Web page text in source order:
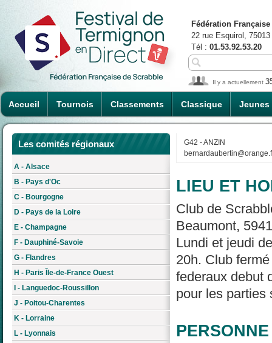
Accueil Tournois Classements Classique Jeunes
Fédération
22 rue Esquirol,
Tél : 01.53.92.53.20
Il y a actuellement
Les comités régionaux
A - Alsace
B - Pays d'Oc
C - Bourgogne
D - Pays de la Loire
E - Champagne
F - Dauphiné-Savoie
G - Flandres
H - Paris Île-de-France Ouest
I - Languedoc-Roussillon
J - Poitou-Charentes
K - Lorraine
L - Lyonnais
G42 - ANZIN
LIEU ET
Club de
Beaumont,
Lundi et jeudi
20h. Club
federaux debut
pour les parties